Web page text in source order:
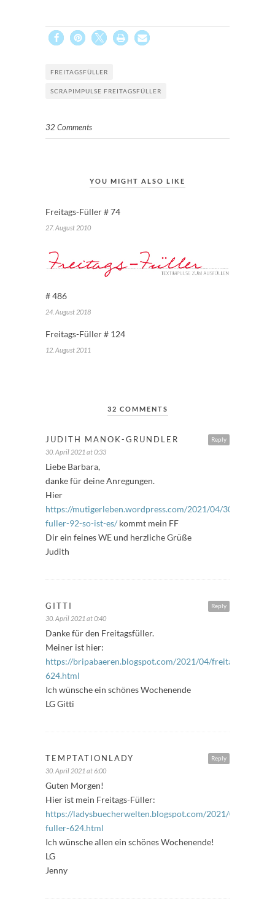
FREITAGSFÜLLER
SCRAPIMPULSE FREITAGSFÜLLER
32 Comments
YOU MIGHT ALSO LIKE
Freitags-Füller # 74
27. August 2010
# 486
24. August 2018
Freitags-Füller # 124
12. August 2011
32 COMMENTS
Reply
JUDITH MANOK-GRUNDLER
30. April 2021 at 0:33
Liebe Barbara,
danke für deine Anregungen.
Hier
https://mutigerleben.wordpress.com/2021/04/30/freitags-
fuller-92-so-ist-es/ kommt mein FF
Dir ein feines WE und herzliche Grüße
Judith
Reply
GITTI
30. April 2021 at 0:40
Danke für den Freitagsfüller.
Meiner ist hier:
https://bripabaeren.blogspot.com/2021/04/freitagsfuller-
624.html
Ich wünsche ein schönes Wochenende
LG Gitti
Reply
TEMPTATIONLADY
30. April 2021 at 6:00
Guten Morgen!
Hier ist mein Freitags-Füller:
https://ladysbuecherwelten.blogspot.com/2021/04/freitags-
fuller-624.html
Ich wünsche allen ein schönes Wochenende!
LG
Jenny